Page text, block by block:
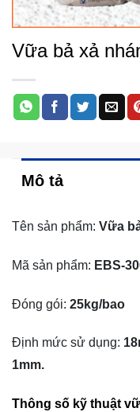
Vữa bả xả
Mô tả
Tên sản phẩm: Vữa
Mã sản phẩm: EBS-
Đóng gói: 25kg/bao
Định mức sử dụng:
1mm.
Thông số kỹ thuật